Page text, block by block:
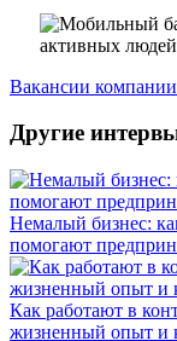
Вакансии компании
Другие
Немалый бизнес:
помогают
Как работают в
жизненный опыт и